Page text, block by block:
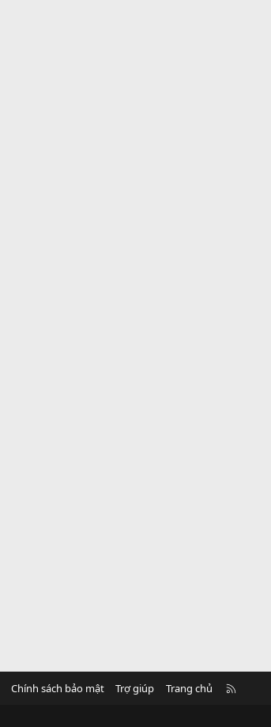
Chính sách bảo mật Trợ giúp Trang chủ